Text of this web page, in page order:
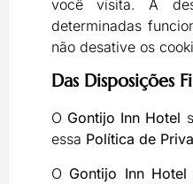
você visita. A
determinadas
não desative os
Das Disposições
O Gontijo Inn Hotel
essa Política de
O Gontijo Inn Hotel